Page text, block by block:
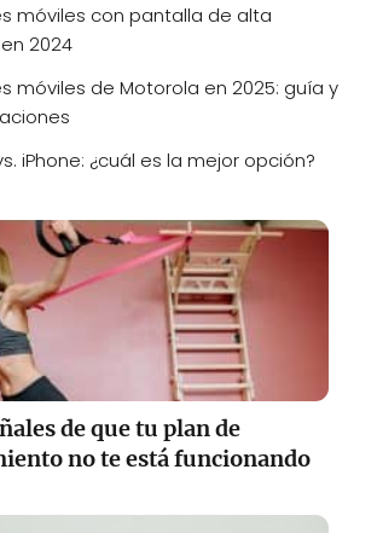
móviles con pantalla de alta
2024
móviles de Motorola en 2025: guía y
iPhone: ¿cuál es la mejor opción?
de que tu plan de
no te está funcionando